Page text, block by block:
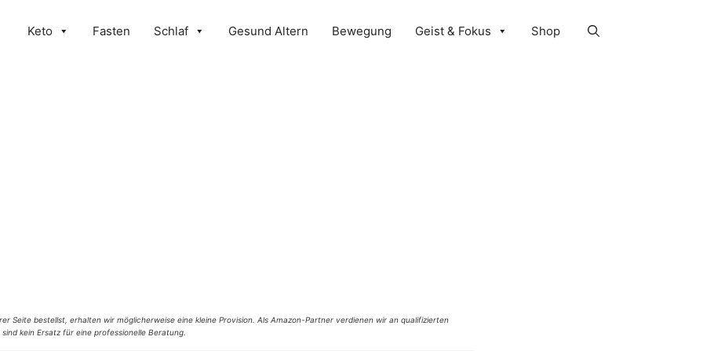
Keto Fasten Schlaf Gesund Altern Bewegung Geist & Fokus Shop
Seite bestellst, erhalten wir möglicherweise eine kleine Provision. Als Amazon-Partner verdienen wir an qualifizierten
kein Ersatz für eine professionelle Beratung.